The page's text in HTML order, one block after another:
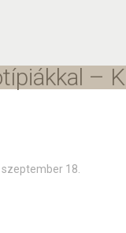
–
szeptember 18.